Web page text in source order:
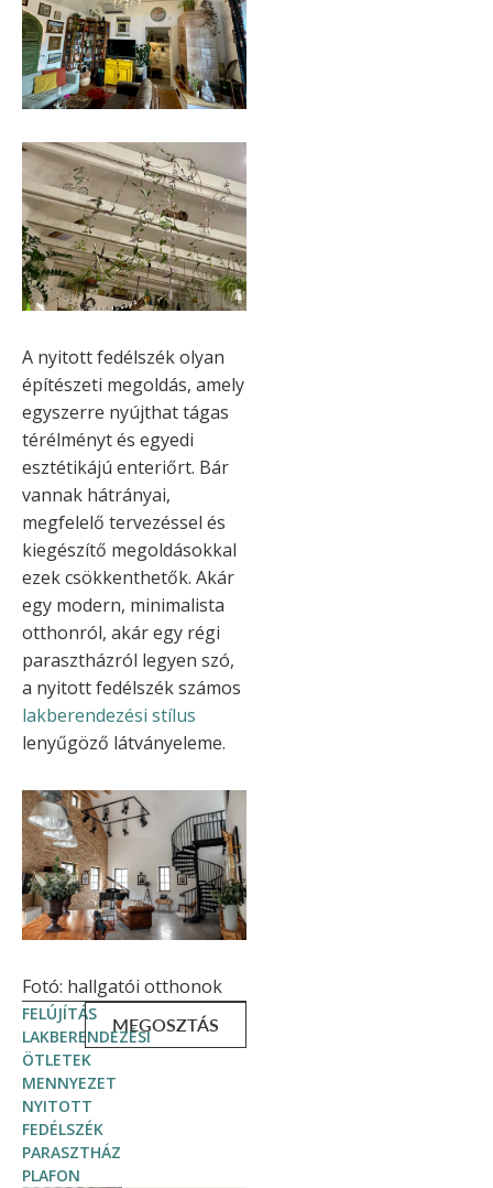
A nyitott fedélszék olyan
építészeti megoldás, amely
egyszerre nyújthat tágas
térélményt és egyedi
esztétikájú enteriőrt. Bár
vannak hátrányai,
megfelelő tervezéssel és
kiegészítő megoldásokkal
ezek csökkenthetők. Akár
egy modern, minimalista
otthonról, akár egy régi
parasztházról legyen szó,
a nyitott fedélszék számos
lakberendezési stílus
lenyűgöző látványeleme.
Fotó: hallgatói otthonok
FELÚJÍTÁS
LAKBERENDEZÉSI
ÖTLETEK
MENNYEZET
NYITOTT
FEDÉLSZÉK
PARASZTHÁZ
PLAFON
MEGOSZTÁS